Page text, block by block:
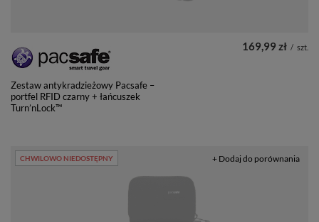
Zestaw antykradzieżowy Pacsafe –
portfel RFID czarny + łańcuszek
Turn’nLock™
169,99 zł / szt.
CHWILOWO NIEDOSTĘPNY + Dodaj do porównania